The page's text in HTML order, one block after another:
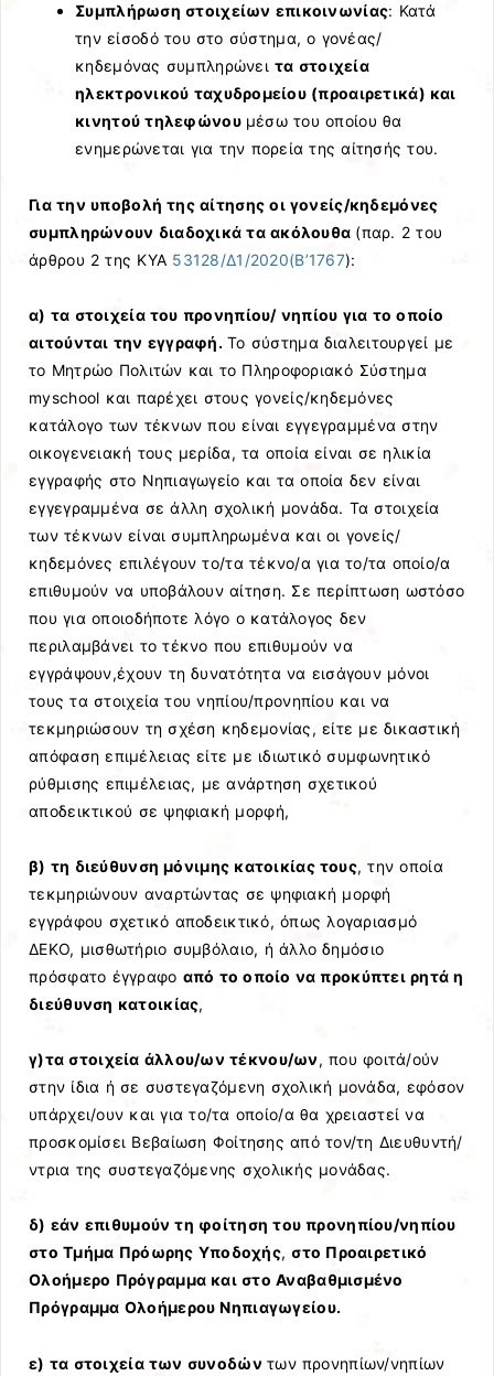
Συμπλήρωση στοιχείων επικοινωνίας: Κατά
την είσοδό του στο σύστημα, ο γονέας/
κηδεμόνας συμπληρώνειτα στοιχεία
ηλεκτρονικού ταχυδρομείου (προαιρετικά) και
κινητού τηλεφώνου μέσω του οποίου θα
ενημερώνεται για την πορεία της αίτησής του.
Για την υποβολή της αίτησης οι γονείς/κηδεμόνες
συμπληρώνουν διαδοχικά τα ακόλουθα (παρ. 2 του
άρθρου 2 της ΚΥΑ 53128/Δ1/2020(Β’1767):
α) τα στοιχεία του προνηπίου/ νηπίου για το οποίο
αιτούνται την εγγραφή.Το σύστημα διαλειτουργεί με
το Μητρώο Πολιτών και το Πληροφοριακό Σύστημα
myschool και παρέχει στους γονείς/κηδεμόνες
κατάλογο των τέκνων που είναι εγγεγραμμένα στην
οικογενειακή τους μερίδα, τα οποία είναι σε ηλικία
εγγραφής στο Νηπιαγωγείο και τα οποία δεν είναι
εγγεγραμμένα σε άλλη σχολική μονάδα. Τα στοιχεία
των τέκνων είναι συμπληρωμένα και οι γονείς/
κηδεμόνες επιλέγουν το/τα τέκνο/α για το/τα οποίο/α
επιθυμούν να υποβάλουν αίτηση. Σε περίπτωση ωστόσο
που για οποιοδήποτε λόγο ο κατάλογος δεν
περιλαμβάνει το τέκνο που επιθυμούν να
εγγράψουν,έχουν τη δυνατότητα να εισάγουν μόνοι
τους τα στοιχεία του νηπίου/προνηπίου και να
τεκμηριώσουν τη σχέση κηδεμονίας, είτε με δικαστική
απόφαση επιμέλειας είτε με ιδιωτικό συμφωνητικό
ρύθμισης επιμέλειας, με ανάρτηση σχετικού
αποδεικτικού σε ψηφιακή μορφή,
β) τη διεύθυνση μόνιμης κατοικίας τους, την οποία
τεκμηριώνουν αναρτώντας σε ψηφιακή μορφή
εγγράφου σχετικό αποδεικτικό, όπως λογαριασμό
ΔΕΚΟ, μισθωτήριο συμβόλαιο, ή άλλο δημόσιο
πρόσφατο έγγραφο από το οποίο να προκύπτει ρητά η
διεύθυνση κατοικίας,
γ)τα στοιχεία άλλου/ων τέκνου/ων, που φοιτά/ούν
στην ίδια ή σε συστεγαζόμενη σχολική μονάδα, εφόσον
υπάρχει/ουν και για το/τα οποίο/α θα χρειαστεί να
προσκομίσει Βεβαίωση Φοίτησης από τον/τη Διευθυντή/
ντρια της συστεγαζόμενης σχολικής μονάδας.
δ) εάν επιθυμούν τη φοίτηση του προνηπίου/νηπίου
στο Τμήμα Πρόωρης Υποδοχής,στο Προαιρετικό
Ολοήμερο Πρόγραμμα και στο Αναβαθμισμένο
Πρόγραμμα Ολοήμερου Νηπιαγωγείου.
ε) τα στοιχεία των συνοδών των προνηπίων/νηπίων